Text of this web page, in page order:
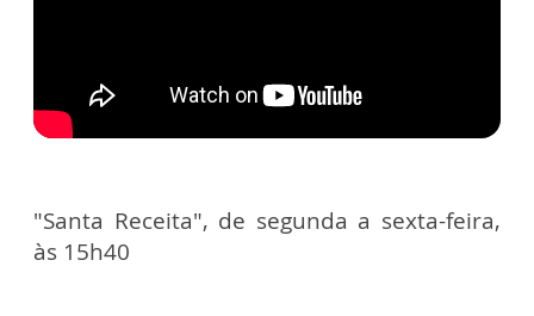
"Santa Receita", de segunda a sexta-feira,
às 15h40